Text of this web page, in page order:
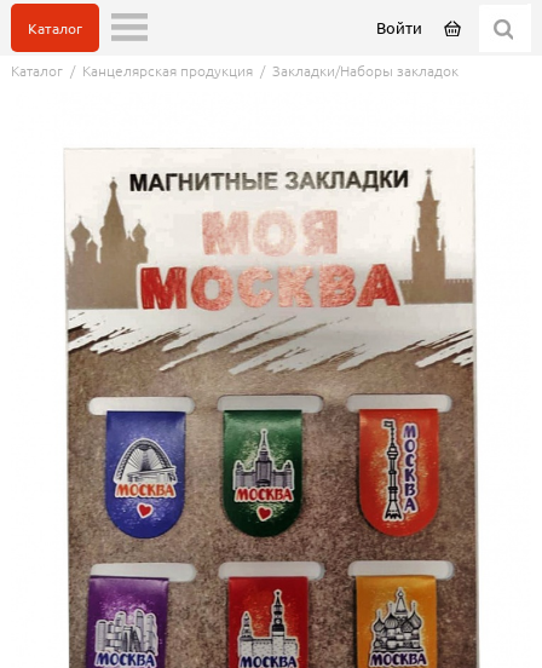
Войти
Каталог
Каталог/ Канцелярская продукция/ Закладки/Наборы закладок